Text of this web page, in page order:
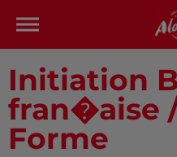
Initiation
fran�aise
Forme